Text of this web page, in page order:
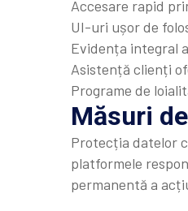
Accesare rapid
UI-uri ușor de
Evidența integral
Asistență clienți
Programe de
Măsuri
Protecția datelor
platformele
permanentă a